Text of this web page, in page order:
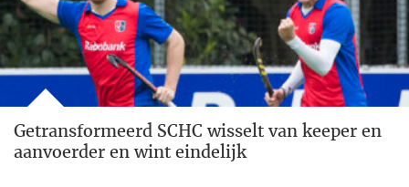
Getransformeerd SCHC wisselt van keeper en
aanvoerder en wint eindelijk